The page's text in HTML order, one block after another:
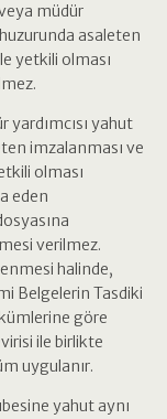
müdür
asaleten
yetkili olması
yahut
imzalanması ve
olması
eden
verilmez.
halinde,
Belgelerin Tasdiki
göre
ile birlikte
uygulanır.
yahut aynı